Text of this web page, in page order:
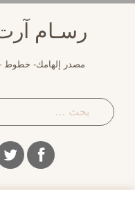
رسـام آرت – rassam art
مصدر إلهامك- خطوط –